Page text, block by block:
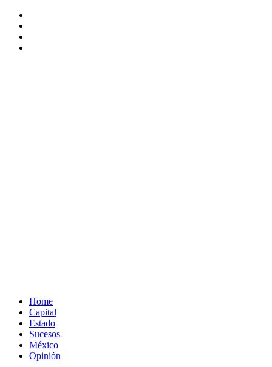
Saltar
contenido
Home
Capital
Estado
Sucesos
México
Opinión